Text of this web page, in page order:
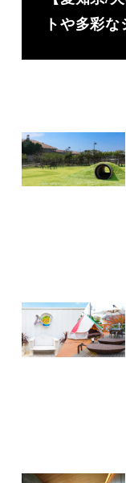
トや多彩